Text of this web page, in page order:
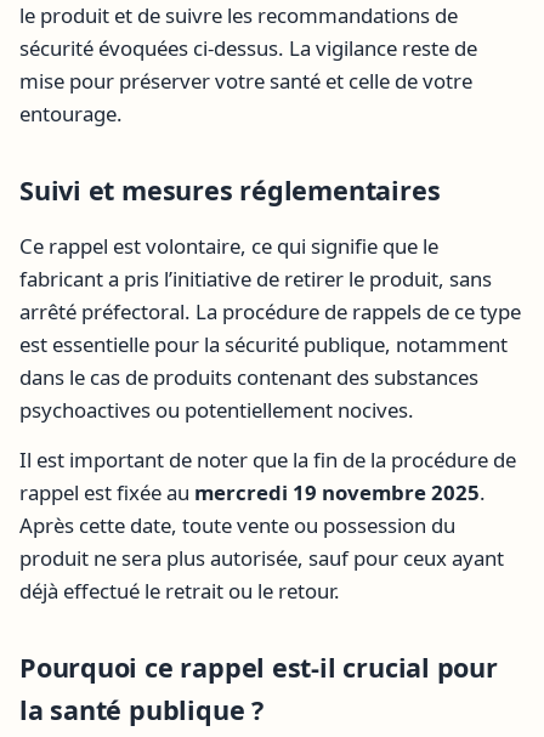
le produit et de suivre les recommandations de
sécurité évoquées ci-dessus. La vigilance reste de
mise pour préserver votre santé et celle de votre
entourage.
Suivi et mesures réglementaires
Ce rappel est volontaire, ce qui signifie que le
fabricant a pris l’initiative de retirer le produit, sans
arrêté préfectoral. La procédure de rappels de ce type
est essentielle pour la sécurité publique, notamment
dans le cas de produits contenant des substances
psychoactives ou potentiellement nocives.
Il est important de noter que la fin de la procédure de
rappel est fixée au mercredi 19 novembre 2025.
Après cette date, toute vente ou possession du
produit ne sera plus autorisée, sauf pour ceux ayant
déjà effectué le retrait ou le retour.
Pourquoi ce rappel est-il crucial pour
la santé publique ?